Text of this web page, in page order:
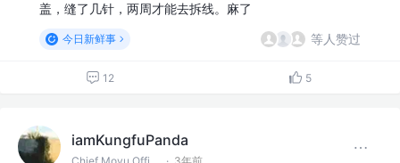
盖，缝了几针，两周才能去拆线。麻了
今日新鲜事 等人赞过
12 5
iamKungfuPanda